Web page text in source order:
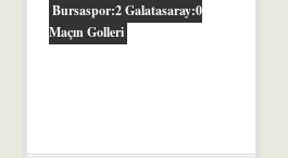
Bursaspor:2 Galatasaray:0
Maçın Golleri